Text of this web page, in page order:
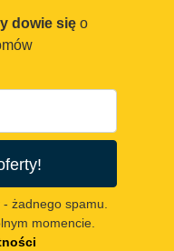
dowie się o
żadnego spamu.
momencie.